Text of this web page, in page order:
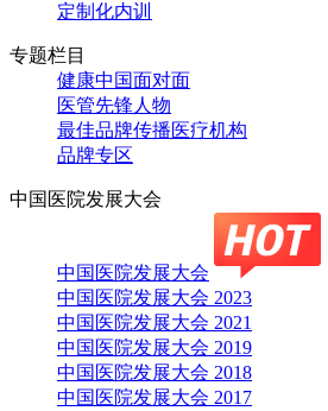
定制化内训
专题栏目
健康中国面对面
医管先锋人物
最佳品牌传播医疗机构
品牌专区
中国医院发展大会
中国医院发展大会
中国医院发展大会 2023
中国医院发展大会 2021
中国医院发展大会 2019
中国医院发展大会 2018
中国医院发展大会 2017